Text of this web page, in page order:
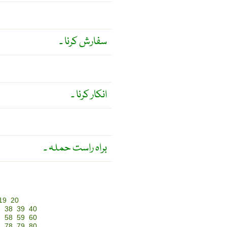
سفارش کرنا ۔
انکار کرنا ۔
براہ راست حملہ ۔
20
38 39 40
58 59 60